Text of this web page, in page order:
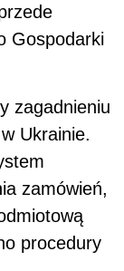
Gospodarki
zagadnieniu
Ukrainie.
zamówień,
procedury